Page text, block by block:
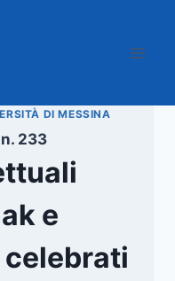
DI MESSINA
233
e